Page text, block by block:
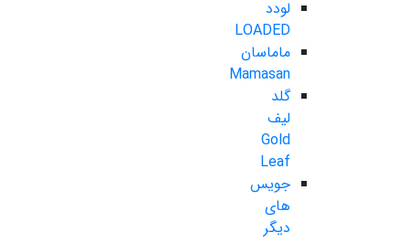
لودد
LOADED
ماماسان
Mamasan
گلد
لیف
Gold
Leaf
جویس
های
دیگر